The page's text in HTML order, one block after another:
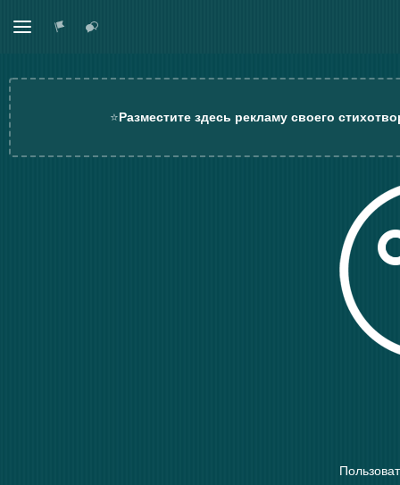
⭐Разместите здесь рекламу своего